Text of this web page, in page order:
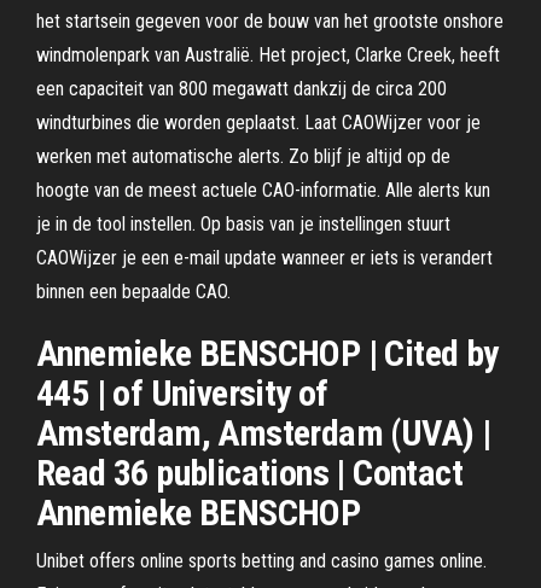
het startsein gegeven voor de bouw van het grootste onshore
windmolenpark van Australië. Het project, Clarke Creek, heeft
een capaciteit van 800 megawatt dankzij de circa 200
windturbines die worden geplaatst. Laat CAOWijzer voor je
werken met automatische alerts. Zo blijf je altijd op de
hoogte van de meest actuele CAO-informatie. Alle alerts kun
je in de tool instellen. Op basis van je instellingen stuurt
CAOWijzer je een e-mail update wanneer er iets is verandert
binnen een bepaalde CAO.
Annemieke BENSCHOP | Cited by
445 | of University of
Amsterdam, Amsterdam (UVA) |
Read 36 publications | Contact
Annemieke BENSCHOP
Unibet offers online sports betting and casino games online.